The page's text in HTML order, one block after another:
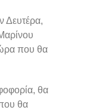
Δευτέρα,
που θα
θα
θα